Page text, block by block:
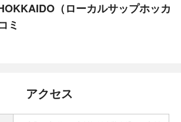
（ローカルサップホッカ
ミ
アクセス